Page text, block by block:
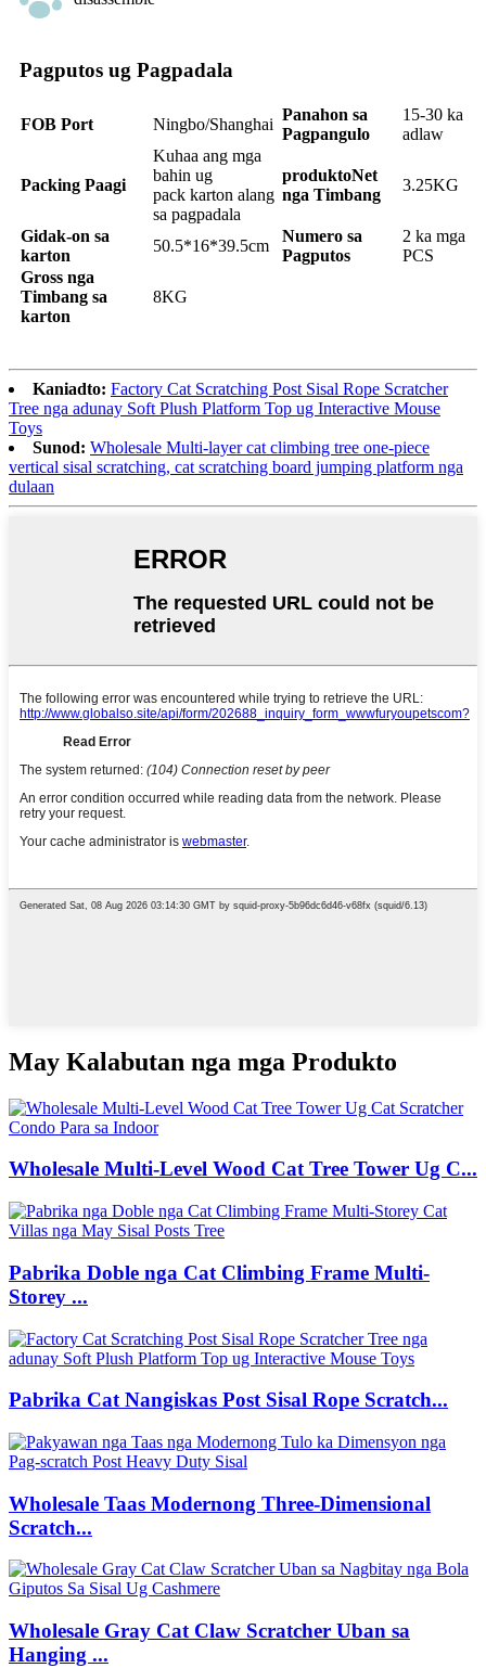
Pagputos ug Pagpadala
FOB Port Ningbo/Shanghai
Panahon sa
Pagpangulo
15-30 ka
adlaw
Packing Paagi
Kuhaa ang mga
bahin ug
pack karton alang
sa pagpadala
produktoNet
nga Timbang
3.25KG
Gidak-on sa
karton
50.5*16*39.5cm
Numero sa
Pagputos
2 ka mga
PCS
Gross nga
Timbang sa
karton
8KG
Kaniadto: Factory Cat Scratching Post Sisal Rope Scratcher
Tree nga adunay Soft Plush Platform Top ug Interactive Mouse
Toys
Sunod: Wholesale Multi-layer cat climbing tree one-piece
vertical sisal scratching, cat scratching board jumping platform nga
dulaan
May Kalabutan nga mga Produkto
Wholesale Multi-Level Wood Cat Tree Tower Ug C...
Pabrika Doble nga Cat Climbing Frame Multi-
Storey ...
Pabrika Cat Nangiskas Post Sisal Rope Scratch...
Wholesale Taas Modernong Three-Dimensional
Scratch...
Wholesale Gray Cat Claw Scratcher Uban sa
Hanging ...